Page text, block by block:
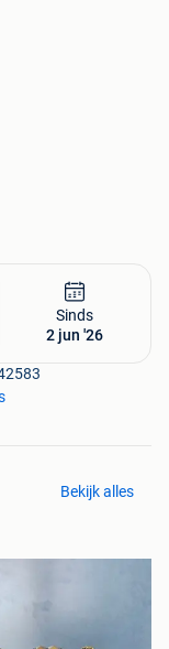
Sinds
2 jun '26
Bekijk alles